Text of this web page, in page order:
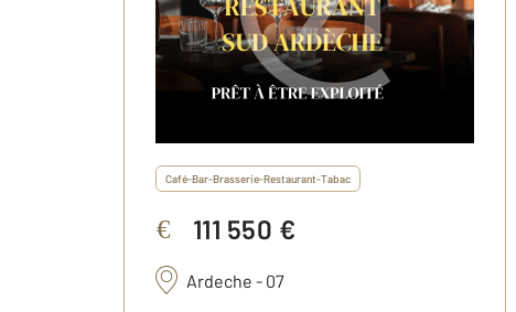
Café-Bar-Brasserie-Restaurant-Tabac
€ 111 550 €
Ardeche - 07